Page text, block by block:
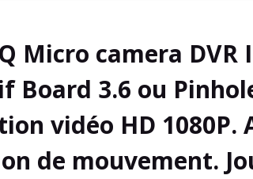
Micro camera DVR
Board 3.6 ou
vidéo HD 1080P.
de mouvement.